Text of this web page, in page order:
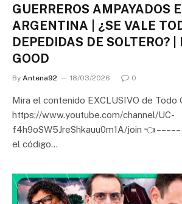
GUERREROS AMPAYADOS
ARGENTINA | ¿SE VALE
DEPEDIDAS DE SOLTERO?
GOOD
By Antena92 18/03/2026 0
Mira el contenido EXCLUSIVO de Todo
https://www.youtube.com/channel/UC-
f4h9oSW5JreShkauu0m1A/join 👈 – – – –
el código…